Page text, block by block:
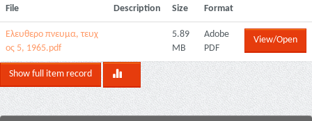
File Description Size Format
Ελευθερο πνευμα, τευχ
ος 5, 1965.pdf
5.89
MB
Adobe
PDF
View/Open
Show full item record